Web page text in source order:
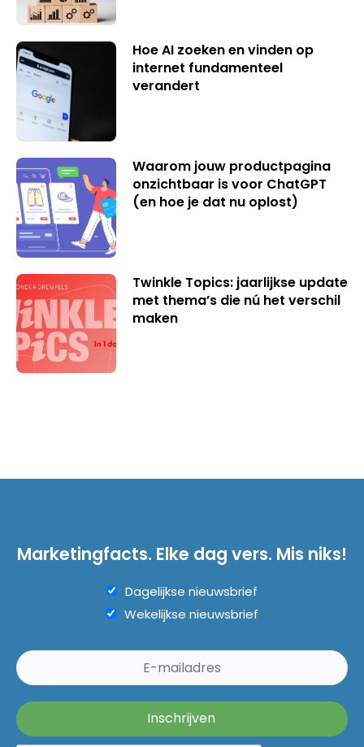
Hoe AI zoeken en vinden op
internet fundamenteel
verandert
Waarom jouw productpagina
onzichtbaar is voor ChatGPT
(en hoe je dat nu oplost)
Twinkle Topics: jaarlijkse update
met thema’s die nú het verschil
maken
Marketingfacts. Elke dag vers. Mis niks!
Dagelijkse nieuwsbrief
Wekelijkse nieuwsbrief